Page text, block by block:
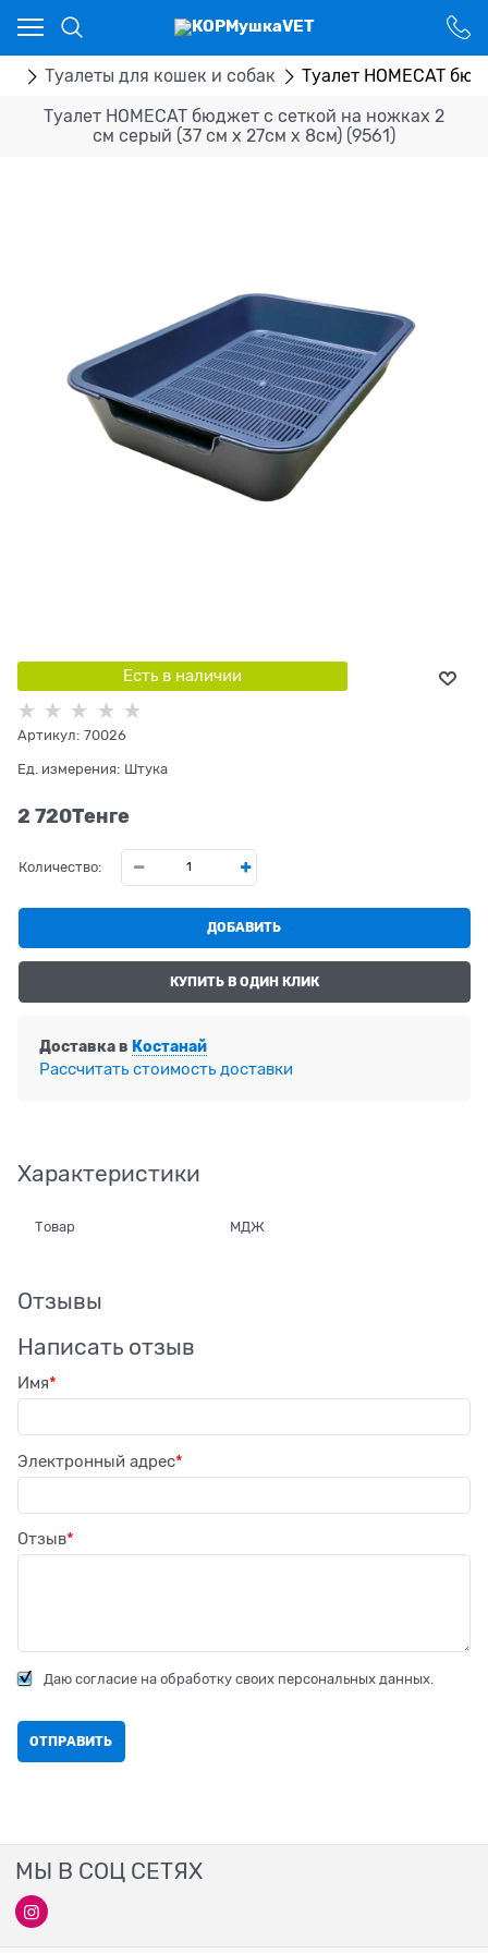
Туалеты для кошек и собак Туалет HOMECAT
Туалет HOMECAT бюджет с сеткой на ножках 2
см серый (37 см х 27см х 8см) (9561)
Есть в наличии
Артикул: 70026
Ед. измерения: Штука
2 720Tенге
Количество:
ДОБАВИТЬ
КУПИТЬ В ОДИН КЛИК
Доставка в Костанай
Рассчитать стоимость доставки
Характеристики
Товар МДЖ
Отзывы
Написать отзыв
Имя
Электронный адрес
Отзыв
Даю согласие на обработку своих персональных данных.
МЫ В СОЦ СЕТЯХ
Ваш город - Костанай,
угадали?